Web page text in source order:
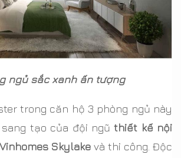
ngủ sắc xanh ấn tượng
trong căn hộ 3 phòng ngủ này
tạo của đội ngũthiết kế nội
Skylake và thi công. Độc